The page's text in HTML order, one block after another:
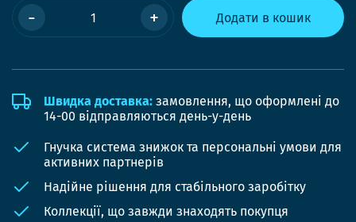
- + Додати в кошик
Швидка доставка: замовлення, що оформлені до
14-00 відправляються день-у-день
Гнучка система знижок та персональні умови для
активних партнерів
Надійне рішення для стабільного заробітку
Коллекції, що завжди знаходять покупця